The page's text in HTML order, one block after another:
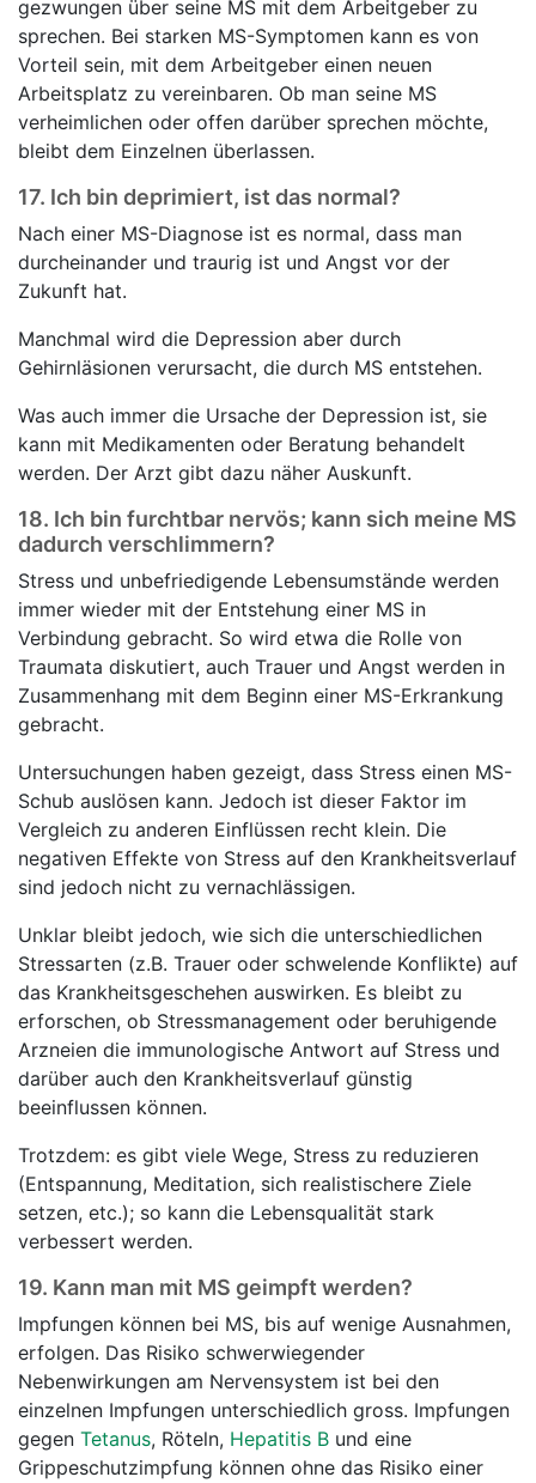
gezwungen über seine MS mit dem Arbeitgeber zu
sprechen. Bei starken MS-Symptomen kann es von
Vorteil sein, mit dem Arbeitgeber einen neuen
Arbeitsplatz zu vereinbaren. Ob man seine MS
verheimlichen oder offen darüber sprechen möchte,
bleibt dem Einzelnen überlassen.
17. Ich bin deprimiert, ist das normal?
Nach einer MS-Diagnose ist es normal, dass man
durcheinander und traurig ist und Angst vor der
Zukunft hat.
Manchmal wird die Depression aber durch
Gehirnläsionen verursacht, die durch MS entstehen.
Was auch immer die Ursache der Depression ist, sie
kann mit Medikamenten oder Beratung behandelt
werden. Der Arzt gibt dazu näher Auskunft.
18. Ich bin furchtbar nervös; kann sich meine MS
dadurch verschlimmern?
Stress und unbefriedigende Lebensumstände werden
immer wieder mit der Entstehung einer MS in
Verbindung gebracht. So wird etwa die Rolle von
Traumata diskutiert, auch Trauer und Angst werden in
Zusammenhang mit dem Beginn einer MS-Erkrankung
gebracht.
Untersuchungen haben gezeigt, dass Stress einen MS-
Schub auslösen kann. Jedoch ist dieser Faktor im
Vergleich zu anderen Einflüssen recht klein. Die
negativen Effekte von Stress auf den Krankheitsverlauf
sind jedoch nicht zu vernachlässigen.
Unklar bleibt jedoch, wie sich die unterschiedlichen
Stressarten (z.B. Trauer oder schwelende Konflikte) auf
das Krankheitsgeschehen auswirken. Es bleibt zu
erforschen, ob Stressmanagement oder beruhigende
Arzneien die immunologische Antwort auf Stress und
darüber auch den Krankheitsverlauf günstig
beeinflussen können.
Trotzdem: es gibt viele Wege, Stress zu reduzieren
(Entspannung, Meditation, sich realistischere Ziele
setzen, etc.); so kann die Lebensqualität stark
verbessert werden.
19. Kann man mit MS geimpft werden?
Impfungen können bei MS, bis auf wenige Ausnahmen,
erfolgen. Das Risiko schwerwiegender
Nebenwirkungen am Nervensystem ist bei den
einzelnen Impfungen unterschiedlich gross. Impfungen
gegen Tetanus, Röteln, Hepatitis B und eine
Grippeschutzimpfung können ohne das Risiko einer